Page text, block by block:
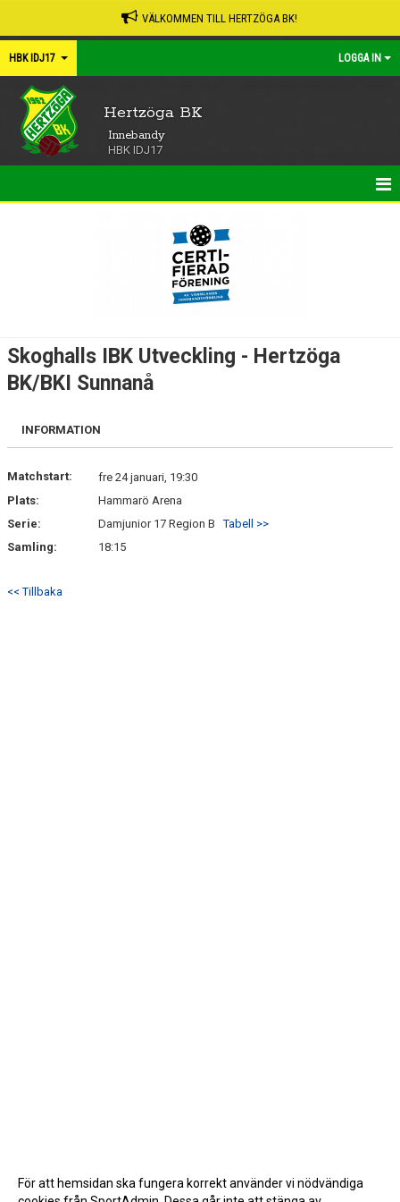
VÄLKOMMEN TILL HERTZÖGA BK!
HBK IDJ17 LOGGA IN
Hertzöga BK
Innebandy
HBK IDJ17
TRUPPEN
DOKUMENT
Skoghalls IBK Utveckling - Hertzöga
BK/BKI Sunnanå
INFORMATION
Matchstart:
fre 24 januari, 19:30
Plats:
Hammarö Arena
Serie:
Damjunior 17 Region BTabell >>
Samling:
18:15
<< Tillbaka
För att hemsidan ska fungera korrekt använder vi nödvändiga